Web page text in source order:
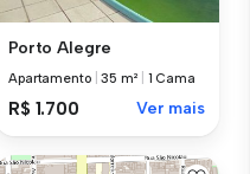
Porto Alegre
Apartamento |35 m² 1 Cama
R$ 1.700 Ver mais